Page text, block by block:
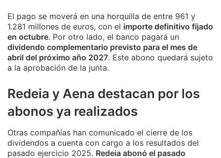
El pago se moverá en una horquilla de entre 961 y
1.281 millones de euros, con el importe definitivo fijado
en octubre. Por otro lado, el banco pagará un
dividendo complementario previsto para el mes de
abril del próximo año 2027. Este abono quedará sujeto
a la aprobación de la junta.
Redeia y Aena destacan por los
abonos ya realizados
Otras compañías han comunicado el cierre de los
dividendos a cuenta con cargo a los resultados del
pasado ejercicio 2025. Redeia abonó el pasado